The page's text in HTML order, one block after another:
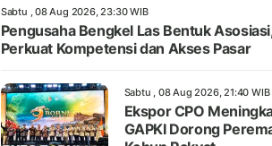
Sabtu , 08 Aug 2026, 23:30 WIB
Pengusaha Bengkel Las Bentuk
Perkuat Kompetensi dan Akses Pasar
Sabtu , 08 Aug 2026, 21:40 WIB
Ekspor CPO
GAPKI Dorong